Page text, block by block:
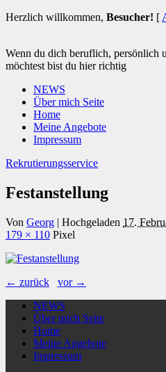
Herzlich willkommen, Besucher! [
Wenn du dich beruflich, persönlich
möchtest bist du hier richtig
NEWS
Über mich Seite
Home
Meine Angebote
Impressum
Rekrutierungsservice
Festanstellung
Von Georg | Hochgeladen 17.
179 × 110 Pixel
← zurück
vor →
NEWS
Über mich Seite
Home
Meine Angebote
Impressum